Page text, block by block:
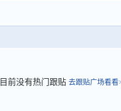
目前没有热门跟贴 去跟贴广场看看